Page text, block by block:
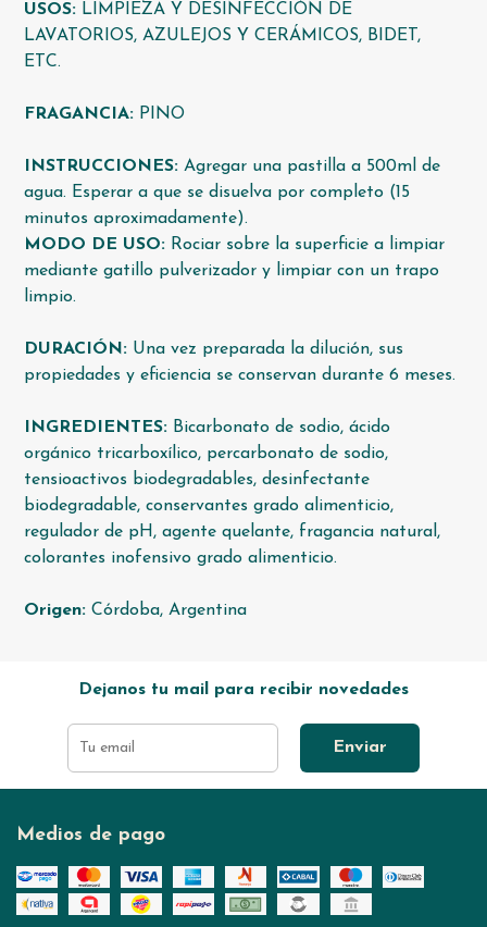
USOS: LIMPIEZA Y DESINFECCIÓN DE
LAVATORIOS, AZULEJOS Y CERÁMICOS, BIDET,
ETC.
FRAGANCIA: PINO
INSTRUCCIONES: Agregar una pastilla a 500ml de
agua. Esperar a que se disuelva por completo (15
minutos aproximadamente).
MODO DE USO: Rociar sobre la superficie a limpiar
mediante gatillo pulverizador y limpiar con un trapo
limpio.
DURACIÓN: Una vez preparada la dilución, sus
propiedades y eficiencia se conservan durante 6 meses.
INGREDIENTES: Bicarbonato de sodio, ácido
orgánico tricarboxílico, percarbonato de sodio,
tensioactivos biodegradables, desinfectante
biodegradable, conservantes grado alimenticio,
regulador de pH, agente quelante, fragancia natural,
colorantes inofensivo grado alimenticio.
Origen: Córdoba, Argentina
Dejanos tu mail para recibir novedades
Enviar
Medios de pago